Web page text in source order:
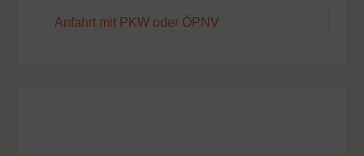
Anfahrt mit PKW oder ÖPNV